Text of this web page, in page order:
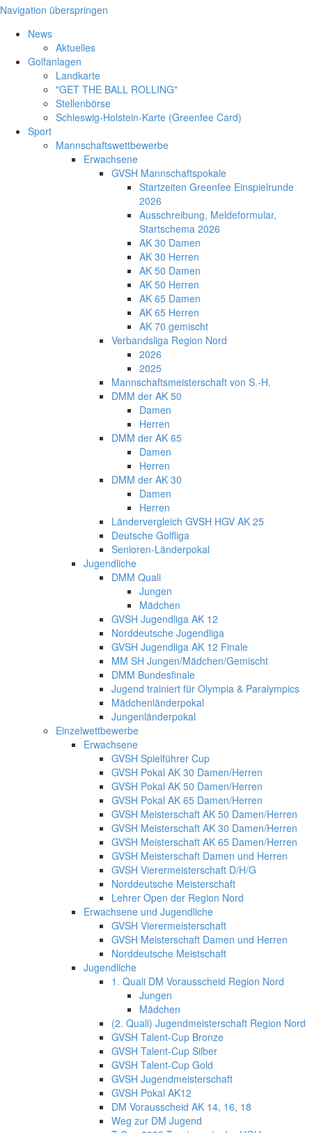
Navigation überspringen
News
Aktuelles
Golfanlagen
Landkarte
"GET THE BALL ROLLING"
Stellenbörse
Schleswig-Holstein-Karte (Greenfee Card)
Sport
Mannschaftswettbewerbe
Erwachsene
GVSH Mannschaftspokale
Startzeiten Greenfee Einspielrunde
2026
Ausschreibung, Meldeformular,
Startschema 2026
AK 30 Damen
AK 30 Herren
AK 50 Damen
AK 50 Herren
AK 65 Damen
AK 65 Herren
AK 70 gemischt
Verbandsliga Region Nord
2026
2025
Mannschaftsmeisterschaft von S.-H.
DMM der AK 50
Damen
Herren
DMM der AK 65
Damen
Herren
DMM der AK 30
Damen
Herren
Ländervergleich GVSH HGV AK 25
Deutsche Golfliga
Senioren-Länderpokal
Jugendliche
DMM Quali
Jungen
Mädchen
GVSH Jugendliga AK 12
Norddeutsche Jugendliga
GVSH Jugendliga AK 12 Finale
MM SH Jungen/Mädchen/Gemischt
DMM Bundesfinale
Jugend trainiert für Olympia & Paralympics
Mädchenländerpokal
Jungenländerpokal
Einzelwettbewerbe
Erwachsene
GVSH Spielführer Cup
GVSH Pokal AK 30 Damen/Herren
GVSH Pokal AK 50 Damen/Herren
GVSH Pokal AK 65 Damen/Herren
GVSH Meisterschaft AK 50 Damen/Herren
GVSH Meisterschaft AK 30 Damen/Herren
GVSH Meisterschaft AK 65 Damen/Herren
GVSH Meisterschaft Damen und Herren
GVSH Vierermeisterschaft D/H/G
Norddeutsche Meisterschaft
Lehrer Open der Region Nord
Erwachsene und Jugendliche
GVSH Vierermeisterschaft
GVSH Meisterschaft Damen und Herren
Norddeutsche Meistschaft
Jugendliche
1. Quali DM Vorausscheid Region Nord
Jungen
Mädchen
(2. Quali) Jugendmeisterschaft Region Nord
GVSH Talent-Cup Bronze
GVSH Talent-Cup Silber
GVSH Talent-Cup Gold
GVSH Jugendmeisterschaft
GVSH Pokal AK12
DM Vorausscheid AK 14, 16, 18
Weg zur DM Jugend